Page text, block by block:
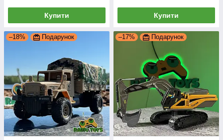
Купити Купити
–18% Подарунок –17% Подарунок